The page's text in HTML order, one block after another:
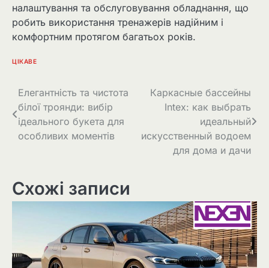
налаштування та обслуговування обладнання, що
робить використання тренажерів надійним і
комфортним протягом багатьох років.
ЦІКАВЕ
Навігація
записів
Елегантність та чистота
білої троянди: вибір
ідеального букета для
особливих моментів
Каркасные бассейны
Intex: как выбрать
идеальный
искусственный водоем
для дома и дачи
Схожі записи